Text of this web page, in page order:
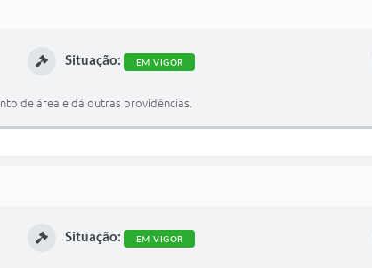
Situação: EM VIGOR
de área e dá outras providências.
Situação: EM VIGOR